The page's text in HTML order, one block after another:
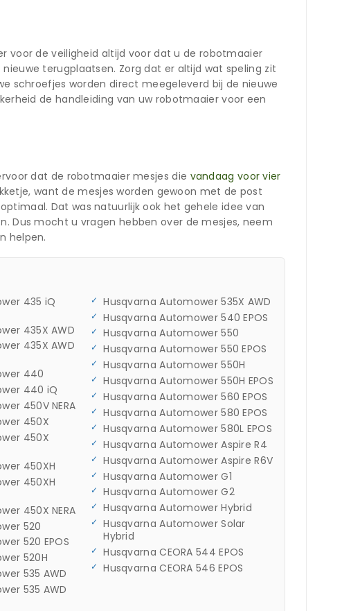
voor de veiligheid altijd voor dat u de robotmaaier
terugplaatsen. Zorg dat er altijd wat speling zit
schroefjes worden direct meegeleverd bij de nieuwe
de handleiding van uw robotmaaier voor een
dat de robotmaaier mesjes die vandaag voor vier
want de mesjes worden gewoon met de post
Dat was natuurlijk ook het gehele idee van
Dus mocht u vragen hebben over de mesjes, neem
helpen.
435 iQ
435X AWD
435X AWD
440
440 iQ
450V NERA
450X
450X
450XH
450XH
450X NERA
520
520 EPOS
520H
535 AWD
535 AWD
Husqvarna Automower 535X AWD
Husqvarna Automower 540 EPOS
Husqvarna Automower 550
Husqvarna Automower 550 EPOS
Husqvarna Automower 550H
Husqvarna Automower 550H EPOS
Husqvarna Automower 560 EPOS
Husqvarna Automower 580 EPOS
Husqvarna Automower 580L EPOS
Husqvarna Automower Aspire R4
Husqvarna Automower Aspire R6V
Husqvarna Automower G1
Husqvarna Automower G2
Husqvarna Automower Hybrid
Husqvarna Automower Solar
Hybrid
Husqvarna CEORA 544 EPOS
Husqvarna CEORA 546 EPOS